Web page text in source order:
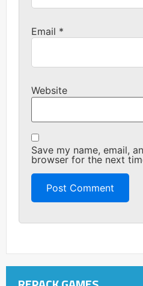
Email *
Website
Save my name, email,
browser for the next